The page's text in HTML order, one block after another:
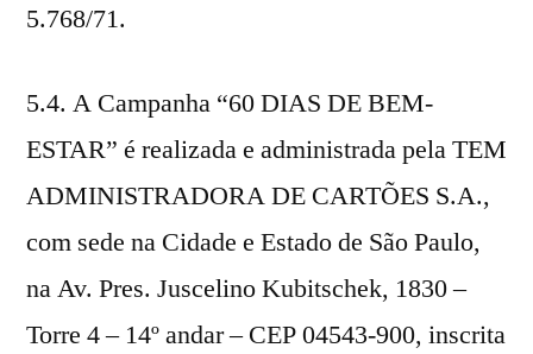
5.768/71.
5.4. A Campanha “60 DIAS DE BEM-
ESTAR” é realizada e administrada pela TEM
ADMINISTRADORA DE CARTÕES S.A.,
com sede na Cidade e Estado de São Paulo,
na Av. Pres. Juscelino Kubitschek, 1830 –
Torre 4 – 14º andar – CEP 04543-900, inscrita